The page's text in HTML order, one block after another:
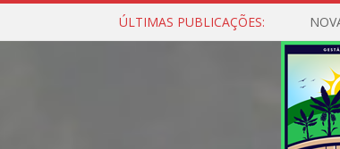
ÚLTIMAS PUBLICAÇÕES: